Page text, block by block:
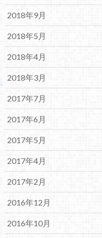
2018年9月
2018年5月
2018年4月
2018年3月
2017年7月
2017年6月
2017年5月
2017年4月
2017年2月
2016年12月
2016年10月